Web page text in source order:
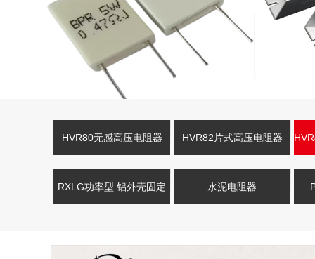
HVR80无感高压电阻器 HVR82片式高压电阻器
RXLG功率型 铝外壳固定 水泥电阻器